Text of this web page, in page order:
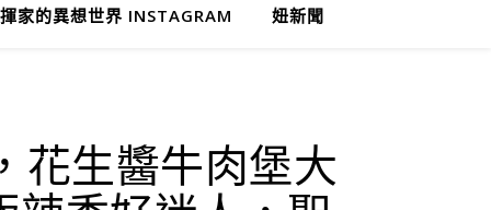
家的異想世界 INSTAGRAM 妞新聞
花生醬牛肉堡大